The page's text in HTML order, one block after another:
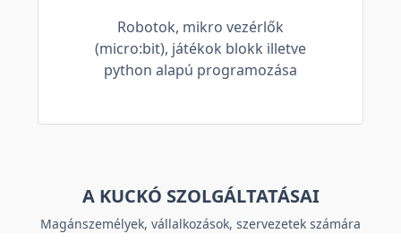
Robotok, mikro vezérlők
(micro:bit), játékok blokk illetve
python alapú programozása
A KUCKÓ SZOLGÁLTATÁSAI
Magánszemélyek, vállalkozások, szervezetek számára